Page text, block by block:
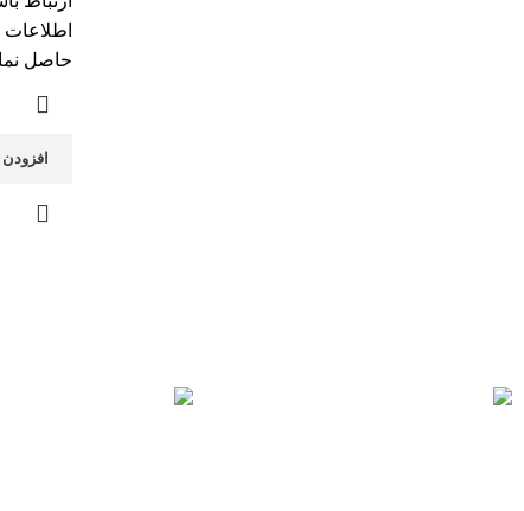
اطلاعات
حاصل